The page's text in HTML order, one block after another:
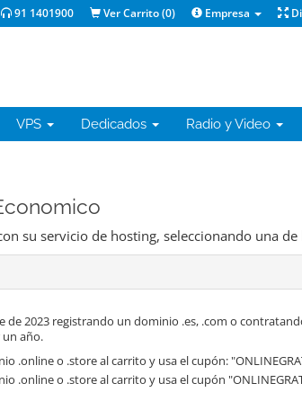
91 1401900 Ver Carrito (0) Empresa
VPS Dedicados Radio y Video
su servicio de hosting, seleccionando una de
de 2023 registrando un dominio .es, .com o
año.
.online o .store al carrito y usa el cupón:
.online o .store al carrito y usa el cupón